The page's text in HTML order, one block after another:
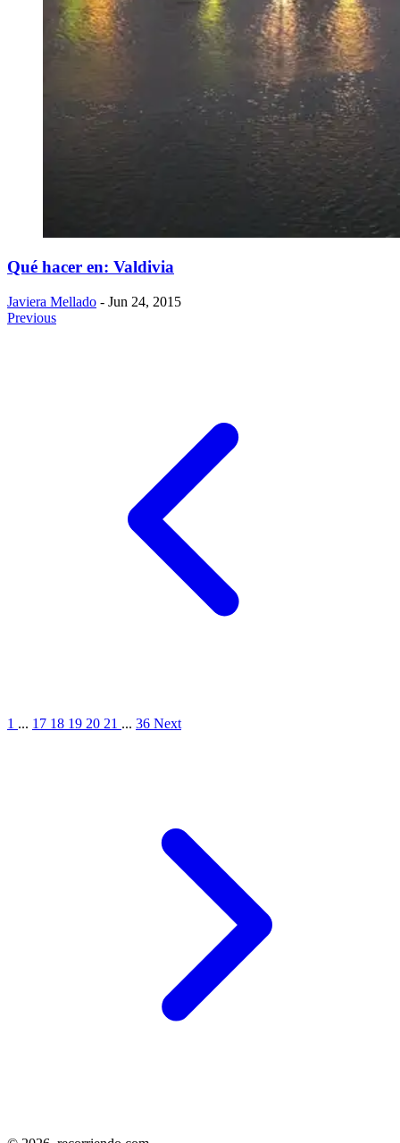
Qué hacer en: Valdivia
Javiera Mellado - Jun 24, 2015
Previous
1 ... 17 18 19 20 21 ... 36 Next